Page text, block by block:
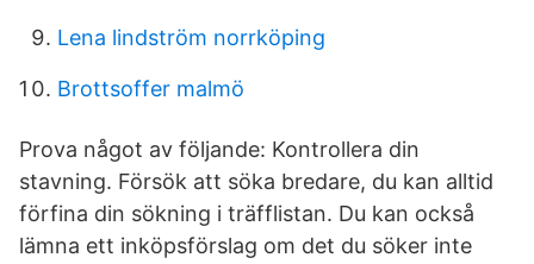
Lena lindström norrköping
Brottsoffer malmö
Prova något av följande: Kontrollera din
stavning. Försök att söka bredare, du kan alltid
förfina din sökning i träfflistan. Du kan också
lämna ett inköpsförslag om det du söker inte